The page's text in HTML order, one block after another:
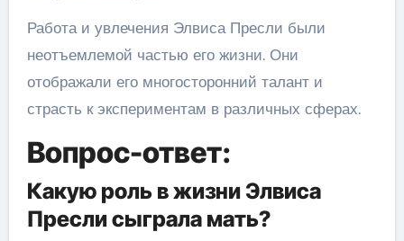
Работа и увлечения Элвиса Пресли были
неотъемлемой частью его жизни. Они
отображали его многосторонний талант и
страсть к экспериментам в различных сферах.
Вопрос-ответ:
Какую роль в жизни Элвиса
Пресли сыграла мать?